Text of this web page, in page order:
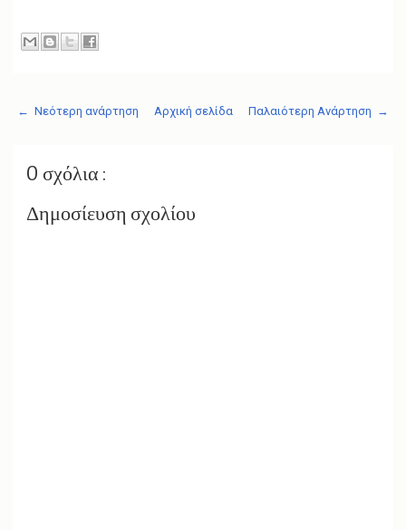
← Νεότερη ανάρτηση Παλαιότερη Ανάρτηση →
Αρχική σελίδα
0 σχόλια :
Δημοσίευση σχολίου